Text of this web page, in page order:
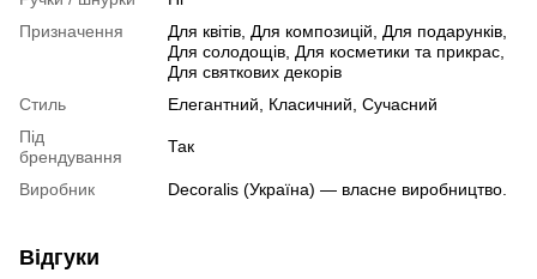
Призначення
Для квітів, Для композицій, Для подарунків,
Для солодощів, Для косметики та прикрас,
Для святкових декорів
Стиль
Елегантний, Класичний, Сучасний
Під
брендування
Так
Виробник Decoralis (Україна) — власне виробництво.
Відгуки